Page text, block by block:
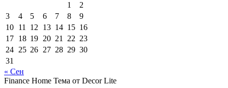
1
2
3
4 5 6 7 8
9
10 11 12 13 14 15 16
17 18 19 20 21 22 23
24 25 26 27 28 29 30
31
« Сен
Finance Home Тема от Decor Lite